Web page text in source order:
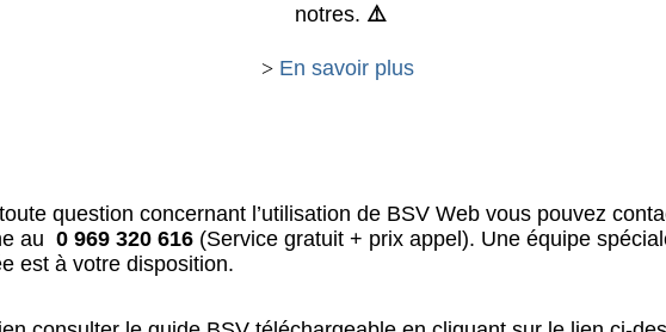
notres. ⚠️
> En savoir plus
question concernant l’utilisation de BSV Web vous pouvez
au 0 969 320 616 (Service gratuit + prix appel). Une équipe
est à votre disposition.